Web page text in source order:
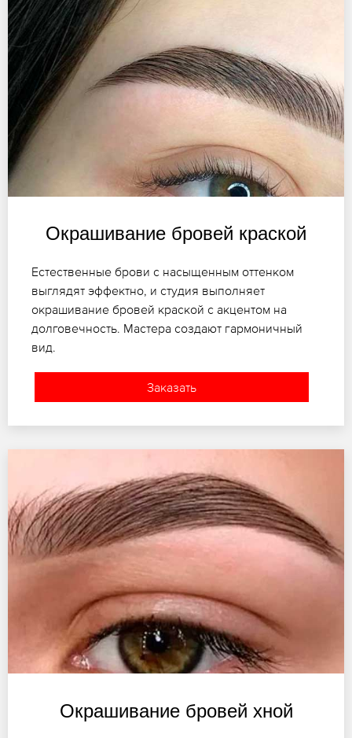
Окрашивание бровей краской
Естественные брови с насыщенным оттенком
выглядят эффектно, и студия выполняет
окрашивание бровей краской с акцентом на
долговечность. Мастера создают гармоничный
вид.
Заказать
Окрашивание бровей хной